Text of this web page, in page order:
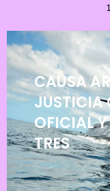
1
CAUSA
JUSTICIA
OFICIAL
TRES